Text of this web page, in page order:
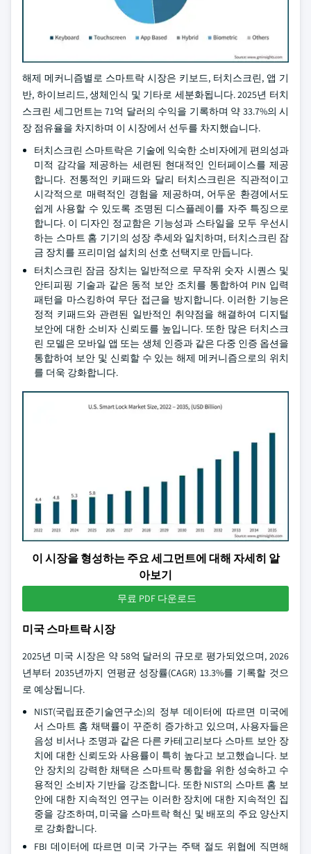
해제 메커니즘별로 스마트락 시장은 키보드, 터치스크린, 앱 기
반, 하이브리드, 생체인식 및 기타로 세분화됩니다. 2025년 터치
스크린 세그먼트는 71억 달러의 수익을 기록하며 약 33.7%의 시
장 점유율을 차지하며 이 시장에서 선두를 차지했습니다.
터치스크린 스마트락은 기술에 익숙한 소비자에게 편의성과
미적 감각을 제공하는 세련된 현대적인 인터페이스를 제공
합니다. 전통적인 키패드와 달리 터치스크린은 직관적이고
시각적으로 매력적인 경험을 제공하며, 어두운 환경에서도
쉽게 사용할 수 있도록 조명된 디스플레이를 자주 특징으로
합니다. 이 디자인 정교함은 기능성과 스타일을 모두 우선시
하는 스마트 홈 기기의 성장 추세와 일치하며, 터치스크린 잠
금 장치를 프리미엄 설치의 선호 선택지로 만듭니다.
터치스크린 잠금 장치는 일반적으로 무작위 숫자 시퀀스 및
안티피핑 기술과 같은 동적 보안 조치를 통합하여 PIN 입력
패턴을 마스킹하여 무단 접근을 방지합니다. 이러한 기능은
정적 키패드와 관련된 일반적인 취약점을 해결하여 디지털
보안에 대한 소비자 신뢰도를 높입니다. 또한 많은 터치스크
린 모델은 모바일 앱 또는 생체 인증과 같은 다중 인증 옵션을
통합하여 보안 및 신뢰할 수 있는 해제 메커니즘으로의 위치
를 더욱 강화합니다.
이 시장을 형성하는 주요 세그먼트에 대해 자세히 알
아보기
무료 PDF 다운로드
미국 스마트락 시장
2025년 미국 시장은 약 58억 달러의 규모로 평가되었으며, 2026
년부터 2035년까지 연평균 성장률(CAGR) 13.3%를 기록할 것으
로 예상됩니다.
NIST(국립표준기술연구소)의 정부 데이터에 따르면 미국에
서 스마트 홈 채택률이 꾸준히 증가하고 있으며, 사용자들은
음성 비서나 조명과 같은 다른 카테고리보다 스마트 보안 장
치에 대한 신뢰도와 사용률이 특히 높다고 보고했습니다. 보
안 장치의 강력한 채택은 스마트락 통합을 위한 성숙하고 수
용적인 소비자 기반을 강조합니다. 또한 NIST의 스마트 홈 보
안에 대한 지속적인 연구는 이러한 장치에 대한 지속적인 집
중을 강조하며, 미국을 스마트락 혁신 및 배포의 주요 양산지
로 강화합니다.
FBI 데이터에 따르면 미국 가구는 주택 절도 위협에 직면해